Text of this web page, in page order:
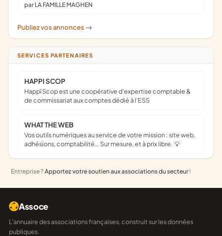
par LA FAMILLE MAGHEN
Publiez vos annonces ->
SERVICES PARTENAIRES
HAPPI SCOP
Happï Scop est une coopérative d’expertise comptable &
de commissariat aux comptes dédié à l'ESS
WHAT THE WEB
Vos outils numériques au service de votre mission : site web,
adhésions, comptabilité… Sur mesure, et à prix libre. 💡
Entreprise ?Apportez votre soutien aux associations du secteur !
Assoce
L'annuaire des associations françaises, construit sur les données
publiques.